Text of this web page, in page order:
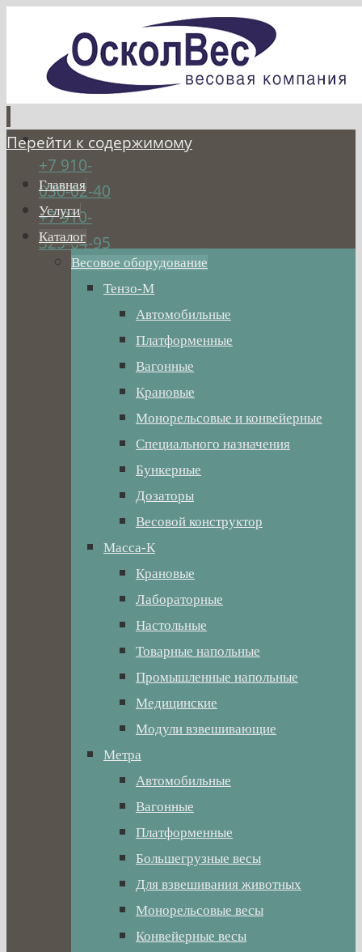
+7 910-
030-02-40
+7 910-
325-04-95
Перейти к содержимому
Главная
Услуги
Каталог
Весовое оборудование
Тензо-М
Автомобильные
Платформенные
Вагонные
Крановые
Монорельсовые и конвейерные
Специального назначения
Бункерные
Дозаторы
Весовой конструктор
Масса-К
Крановые
Лабораторные
Настольные
Товарные напольные
Промышленные напольные
Медицинские
Модули взвешивающие
Метра
Автомобильные
Вагонные
Платформенные
Большегрузные весы
Для взвешивания животных
Монорельсовые весы
Конвейерные весы